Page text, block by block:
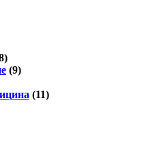
(9)
(11)